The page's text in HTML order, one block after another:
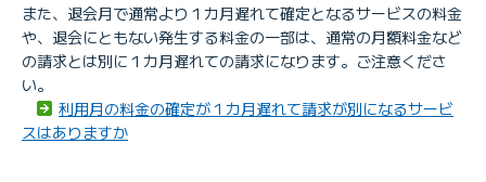
また、退会月で通常より１カ月遅れて確定となるサービスの料金
や、退会にともない発生する料金の一部は、通常の月額料金など
の請求とは別に１カ月遅れての請求になります。ご注意くださ
い。
利用月の料金の確定が１カ月遅れて請求が別になるサービ
スはありますか